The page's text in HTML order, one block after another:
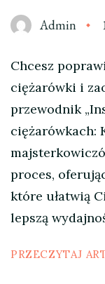
Admin
Chcesz
ciężarówki i
przewodnik
ciężarówkach:
proces,
które ułatwią
lepszą
PRZECZYTAJ